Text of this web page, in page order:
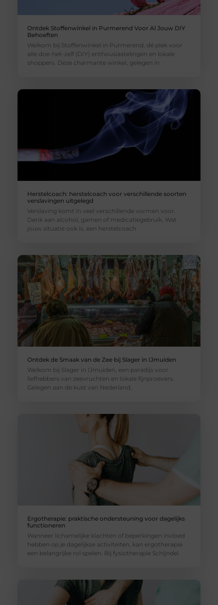
Ontdek Stoffenwinkel in Purmerend Voor Al Jouw DIY
Behoeften
Welkom bij Stoffenwinkel in Purmerend, dé plek voor
alle doe-het-zelf (DIY) enthousiastelingen en lokale
shoppers. Deze charmante winkel, gelegen in
Herstelcoach: herstelcoach voor verschillende soorten
verslavingen uitgelegd
Verslaving komt in veel verschillende vormen voor.
Denk aan alcohol, gamen of medicatiegebruik. Wat
jouw situatie ook is, een herstelcoach
Ontdek de Smaak van de Zee bij Slager in IJmuiden
Welkom bij Slager in IJmuiden, een paradijs voor
liefhebbers van zeevruchten en lokale fijnproevers.
Gelegen aan de kust van Nederland,
Ergotherapie: praktische ondersteuning voor dagelijks
functioneren
Wanneer lichamelijke klachten of beperkingen invloed
hebben op je dagelijkse activiteiten, kan ergotherapie
een belangrijke rol spelen. Bij fysiotherapie Schijndel